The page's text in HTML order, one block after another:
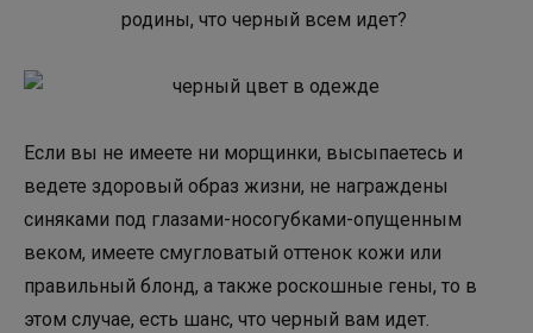
родины, что черный всем идет?
Если вы не имеете ни морщинки, высыпаетесь и
ведете здоровый образ жизни, не награждены
синяками под глазами-носогубками-опущенным
веком, имеете смугловатый оттенок кожи или
правильный блонд, а также роскошные гены, то в
этом случае, есть шанс, что черный вам идет.